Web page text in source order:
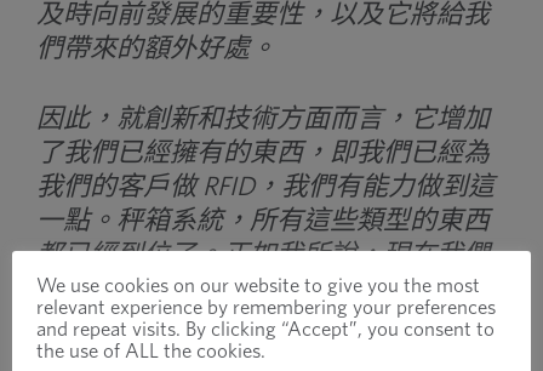
及時向前發展的重要性，以及它將給我
們帶來的額外好處。
因此，就創新和技術方面而言，它增加
了我們已經擁有的東西，即我們已經為
我們的客戶做 RFID，我們有能力做到這
一點。秤箱系統，所有這些類型的東西
都已經到位了。正如我所說，現在我們
在總組件方面擁有更好的工具，在技術
和創新方面，在產品方面，你知道的。
幾乎所有其他人，這始終是您可以為客
We use cookies on our website to give you the most
relevant experience by remembering your preferences
and repeat visits. By clicking “Accept”, you consent to
the use of ALL the cookies.